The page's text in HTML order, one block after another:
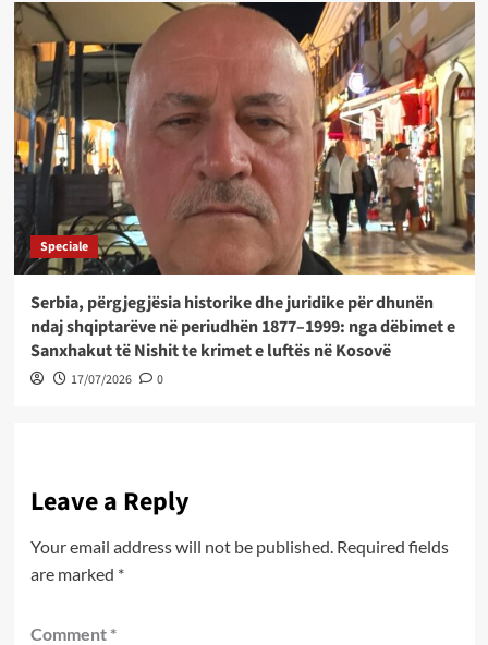
Speciale
Serbia, përgjegjësia historike dhe juridike për dhunën
ndaj shqiptarëve në periudhën 1877–1999: nga dëbimet e
Sanxhakut të Nishit te krimet e luftës në Kosovë
17/07/2026 0
Leave a Reply
Your email address will not be published. Required fields
are marked *
Comment *